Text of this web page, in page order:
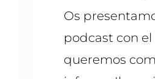
Os
podcast con el
queremos